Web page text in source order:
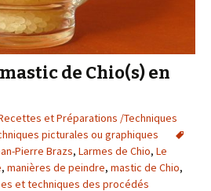
de Chio(s) en
et Préparations /Techniques
picturales ou graphiques
Pierre Brazs, Larmes de Chio, Le
, manières de peindre, mastic de Chio,
et techniques des procédés